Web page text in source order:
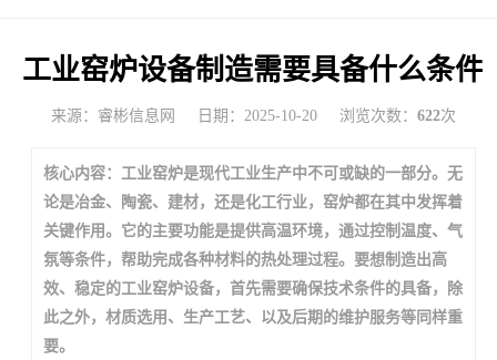
工业窑炉设备制造需要具备什么条件
来源：睿彬信息网 日期：2025-10-20 浏览次数： 622次
核心内容：工业窑炉是现代工业生产中不可或缺的一部分。无
论是冶金、陶瓷、建材，还是化工行业，窑炉都在其中发挥着
关键作用。它的主要功能是提供高温环境，通过控制温度、气
氛等条件，帮助完成各种材料的热处理过程。要想制造出高
效、稳定的工业窑炉设备，首先需要确保技术条件的具备，除
此之外，材质选用、生产工艺、以及后期的维护服务等同样重
要。